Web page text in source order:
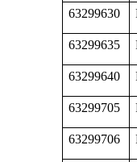
63299630
63299635
63299640
63299705
63299706